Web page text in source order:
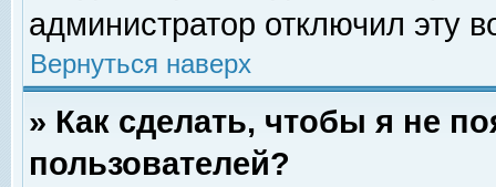
администратор отключил эту
Вернуться наверх
» Как сделать, чтобы я не
пользователей?